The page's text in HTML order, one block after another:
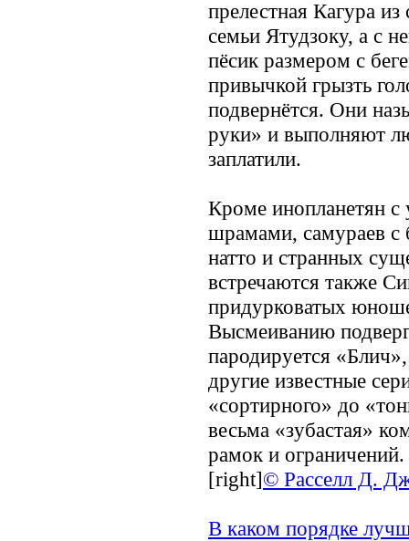
прелестная Кагура
семьи Ятудзоку, а с
пёсик размером с
привычкой грызть
подвернётся. Они
руки» и выполняют
заплатили.
Кроме инопланетян
шрамами, самураев с
натто и странных
встречаются также
придурковатых
Высмеиванию
пародируется
другие известные
«сортирного» до
весьма «зубастая»
рамок и ограничений.
[right]© Расселл Д.
В каком порядке